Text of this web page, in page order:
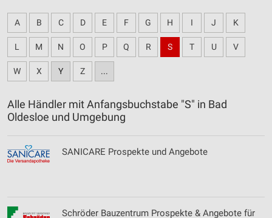
A B C D E F G H I J K
L M N O P Q R S T U V
W X Y Z ...
Alle Händler mit Anfangsbuchstabe "S" in Bad
Oldesloe und Umgebung
SANICARE Prospekte und Angebote
Schröder Bauzentrum Prospekte & Angebote für